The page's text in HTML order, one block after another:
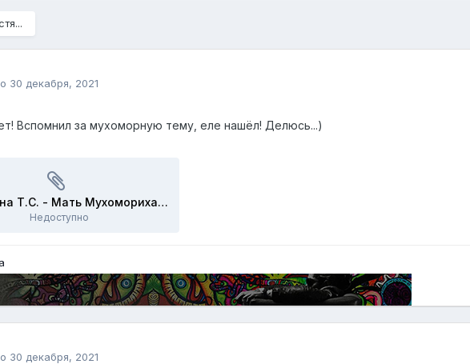
30 декабря, 2021
Вспомнил за мухоморную тему, еле нашёл! Делюсь...)
Казамкина Т.С. - Мать Мухомориха - песня подаренная седьмым мухомором.mp3
Недоступно
30 декабря, 2021